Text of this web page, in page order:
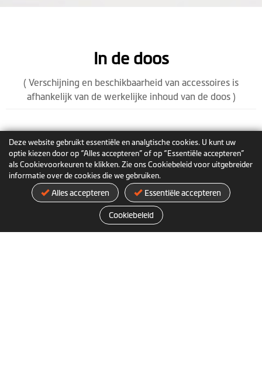
Deze website gebruikt essentiële en analytische cookies. U kunt uw
optie kiezen door op “Alles accepteren” of op “Essentiële accepteren”
als Cookievoorkeuren te klikken. Zie ons Cookiebeleid voor uitgebreider
informatie over de cookies die we gebruiken.
Alles accepteren Essentiële accepteren
Cookiebeleid
In de doos
( Verschijning en beschikbaarheid van accessoires is
afhankelijk van de werkelijke inhoud van de doos )
MiVue™ J35